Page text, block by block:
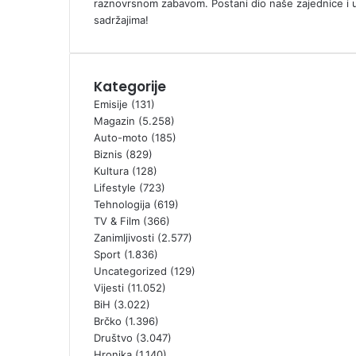
raznovrsnom zabavom. Postani dio naše zajednice i
sadržajima!
Kategorije
Emisije (131)
Magazin (5.258)
Auto-moto (185)
Biznis (829)
Kultura (128)
Lifestyle (723)
Tehnologija (619)
TV & Film (366)
Zanimljivosti (2.577)
Sport (1.836)
Uncategorized (129)
Vijesti (11.052)
BiH (3.022)
Brčko (1.396)
Društvo (3.047)